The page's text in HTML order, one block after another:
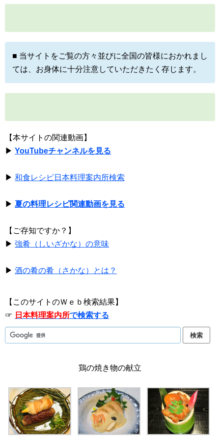
■ 当サイトをご覧の方々並びに全国の皆様におかれまし
ては、お身体に十分注意していただきたく存じます。
【本サイトの関連動画】
▶ YouTubeチャンネルを見る
▶ 和食レシピ日本料理案内所検索
▶ 夏の料理レシピ関連動画を見る
【ご存知ですか？】
▶ 強肴（しいざかな）の意味
▶ 酒の肴の肴（さかな）とは？
【このサイトのＷｅｂ検索結果】
☞ 日本料理案内所で検索する
鶏の焼き物の献立